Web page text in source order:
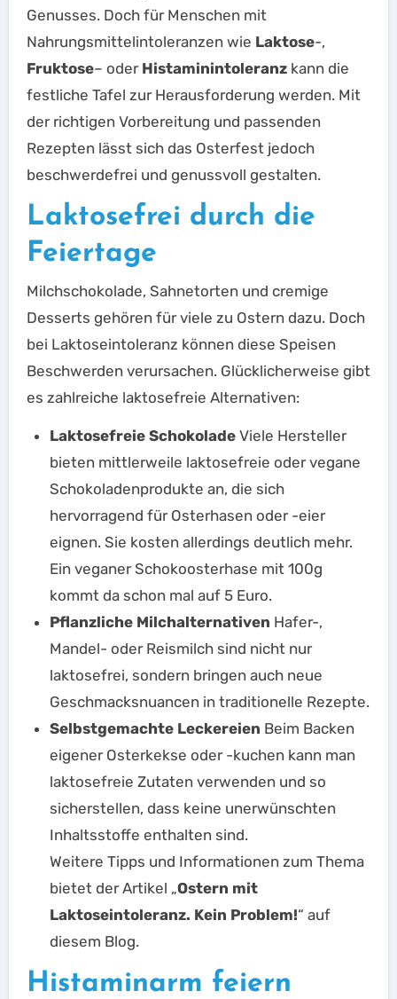
Genusses. Doch für Menschen mit
Nahrungsmittelintoleranzen wie Laktose-,
Fruktose– oder Histaminintoleranzkann die
festliche Tafel zur Herausforderung werden. Mit
der richtigen Vorbereitung und passenden
Rezepten lässt sich das Osterfest jedoch
beschwerdefrei und genussvoll gestalten.
Laktosefrei durch die
Feiertage
Milchschokolade, Sahnetorten und cremige
Desserts gehören für viele zu Ostern dazu. Doch
bei Laktoseintoleranz können diese Speisen
Beschwerden verursachen. Glücklicherweise gibt
es zahlreiche laktosefreie Alternativen:
Laktosefreie SchokoladeViele Hersteller
bieten mittlerweile laktosefreie oder vegane
Schokoladenprodukte an, die sich
hervorragend für Osterhasen oder -eier
eignen. Sie kosten allerdings deutlich mehr.
Ein veganer Schokoosterhase mit 100g
kommt da schon mal auf 5 Euro.
Pflanzliche Milchalternativen Hafer-,
Mandel- oder Reismilch sind nicht nur
laktosefrei, sondern bringen auch neue
Geschmacksnuancen in traditionelle Rezepte.
Selbstgemachte Leckereien Beim Backen
eigener Osterkekse oder -kuchen kann man
laktosefreie Zutaten verwenden und so
sicherstellen, dass keine unerwünschten
Inhaltsstoffe enthalten sind.
Weitere Tipps und Informationen zum Thema
bietet der Artikel „Ostern mit
Laktoseintoleranz. Kein Problem!“ auf
diesem Blog.
Histaminarm feiern